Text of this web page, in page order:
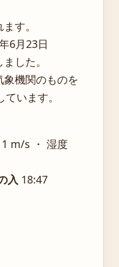
す。
6月23日
した。
機関のものを
います。
m/s ・ 湿度
入 18:47